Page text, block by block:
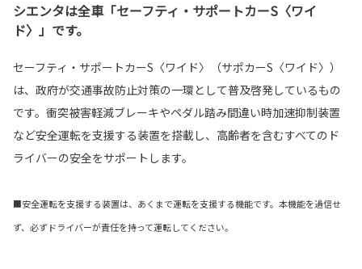
シエンタは全車「セーフティ・サポートカーS〈ワイ
ド〉」です。
セーフティ・サポートカーS〈ワイド〉（サポカーS〈ワイド〉）
は、政府が交通事故防止対策の一環として普及啓発しているもの
です。衝突被害軽減ブレーキやペダル踏み間違い時加速抑制装置
など安全運転を支援する装置を搭載し、高齢者を含むすべてのド
ライバーの安全をサポートします。
■安全運転を支援する装置は、あくまで運転を支援する機能です。本機能を過信せ
ず、必ずドライバーが責任を持って運転してください。